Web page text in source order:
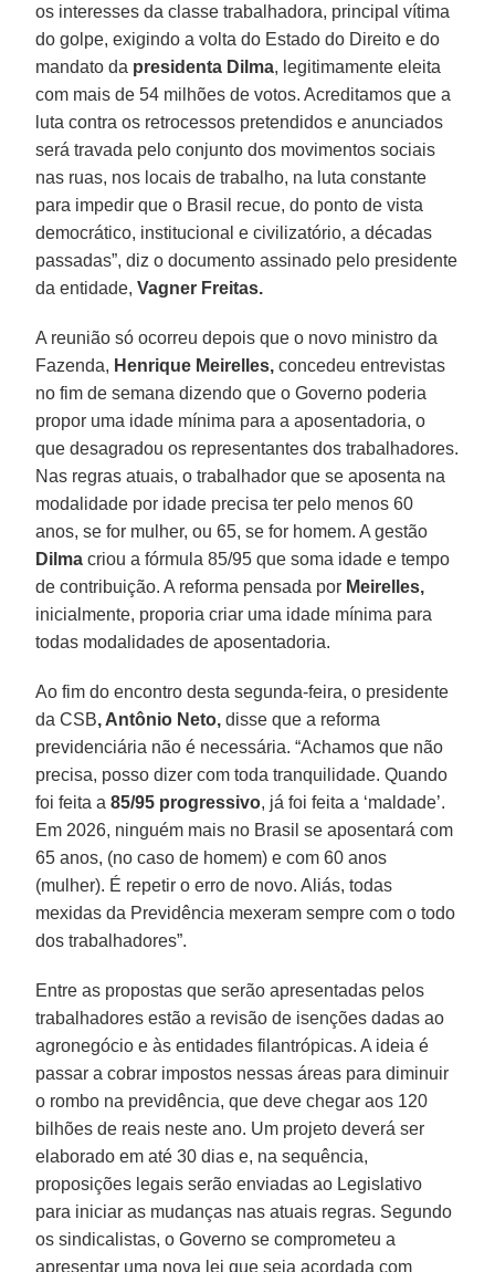
os interesses da classe trabalhadora, principal vítima
do golpe, exigindo a volta do Estado do Direito e do
mandato da presidenta Dilma, legitimamente eleita
com mais de 54 milhões de votos. Acreditamos que a
luta contra os retrocessos pretendidos e anunciados
será travada pelo conjunto dos movimentos sociais
nas ruas, nos locais de trabalho, na luta constante
para impedir que o Brasil recue, do ponto de vista
democrático, institucional e civilizatório, a décadas
passadas”, diz o documento assinado pelo presidente
da entidade,Vagner Freitas.
A reunião só ocorreu depois que o novo ministro da
Fazenda, Henrique Meirelles, concedeu entrevistas
no fim de semana dizendo que o Governo poderia
propor uma idade mínima para a aposentadoria, o
que desagradou os representantes dos trabalhadores.
Nas regras atuais, o trabalhador que se aposenta na
modalidade por idade precisa ter pelo menos 60
anos, se for mulher, ou 65, se for homem. A gestão
Dilma criou a fórmula 85/95 que soma idade e tempo
de contribuição. A reforma pensada por Meirelles,
inicialmente, proporia criar uma idade mínima para
todas modalidades de aposentadoria.
Ao fim do encontro desta segunda-feira, o presidente
da CSB, Antônio Neto, disse que a reforma
previdenciária não é necessária. “Achamos que não
precisa, posso dizer com toda tranquilidade. Quando
foi feita a85/95 progressivo, já foi feita a ‘maldade’.
Em 2026, ninguém mais no Brasil se aposentará com
65 anos, (no caso de homem) e com 60 anos
(mulher). É repetir o erro de novo. Aliás, todas
mexidas da Previdência mexeram sempre com o todo
dos trabalhadores”.
Entre as propostas que serão apresentadas pelos
trabalhadores estão a revisão de isenções dadas ao
agronegócio e às entidades filantrópicas. A ideia é
passar a cobrar impostos nessas áreas para diminuir
o rombo na previdência, que deve chegar aos 120
bilhões de reais neste ano. Um projeto deverá ser
elaborado em até 30 dias e, na sequência,
proposições legais serão enviadas ao Legislativo
para iniciar as mudanças nas atuais regras. Segundo
os sindicalistas, o Governo se comprometeu a
apresentar uma nova lei que seja acordada com